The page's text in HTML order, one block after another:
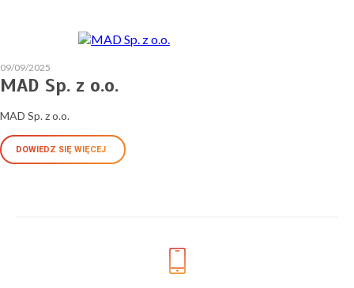
09/09/2025
MAD Sp. z o.o.
MAD Sp. z o.o.
DOWIEDZ SIĘ WIĘCEJ